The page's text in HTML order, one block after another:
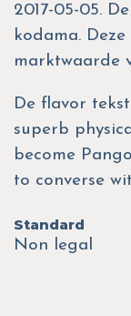
2017-05-05.
kodama.
marktwaarde
De flavor
superb
become
to converse
Standard
Non legal